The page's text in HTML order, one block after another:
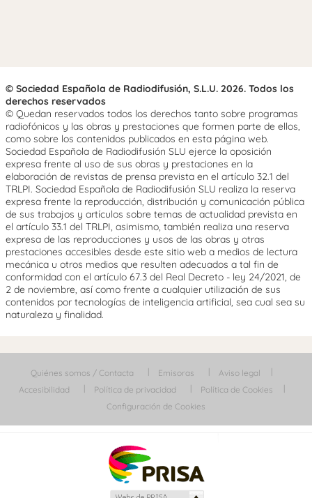
© Sociedad Española de Radiodifusión, S.L.U. 2026. Todos los
derechos reservados
© Quedan reservados todos los derechos tanto sobre programas
radiofónicos y las obras y prestaciones que formen parte de ellos,
como sobre los contenidos publicados en esta página web.
Sociedad Española de Radiodifusión SLU ejerce la oposición
expresa frente al uso de sus obras y prestaciones en la
elaboración de revistas de prensa prevista en el artículo 32.1 del
TRLPI. Sociedad Española de Radiodifusión SLU realiza la reserva
expresa frente la reproducción, distribución y comunicación pública
de sus trabajos y artículos sobre temas de actualidad prevista en
el artículo 33.1 del TRLPI, asimismo, también realiza una reserva
expresa de las reproducciones y usos de las obras y otras
prestaciones accesibles desde este sitio web a medios de lectura
mecánica u otros medios que resulten adecuados a tal fin de
conformidad con el artículo 67.3 del Real Decreto - ley 24/2021, de
2 de noviembre, así como frente a cualquier utilización de sus
contenidos por tecnologías de inteligencia artificial, sea cual sea su
naturaleza y finalidad.
Quiénes somos / Contacta Emisoras
Aviso legal
Accesibilidad
Política de privacidad
Política de Cookies
Configuración de Cookies